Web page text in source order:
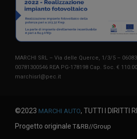
MARCHI SRL – Via delle Querce, 1/3/5 –
00781300546 REA PG-178198 Cap. Soc. €
marchisrl@pec.it
©2023 MARCHI AUTO, TUTTI I DIRITTI
Progetto originale T&RB//Group